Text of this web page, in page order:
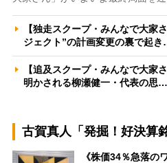
【独走スクープ・みんなで大家
ジェクト”の計画変更の裏で起
【追及スクープ・みんなで大家
明かされる柳瀬健一・代表の思…
古賀真人「発掘！好決算
《株価34％急落の